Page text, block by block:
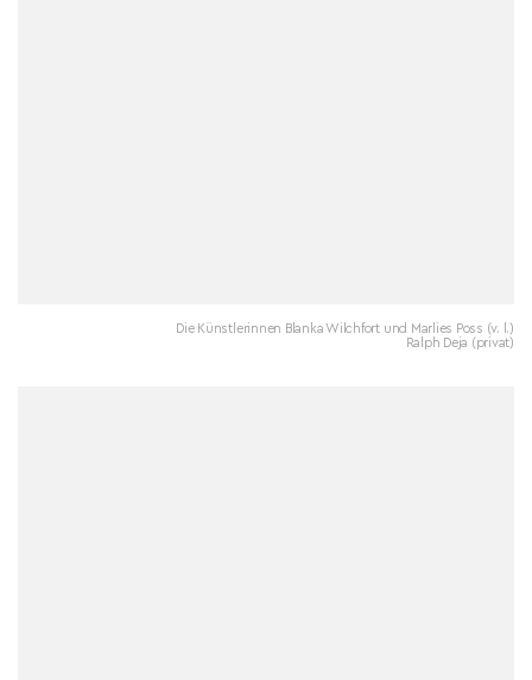
Die Künstlerinnen Blanka Wilchfort und Marlies Poss (v. l.)
Ralph Deja (privat)